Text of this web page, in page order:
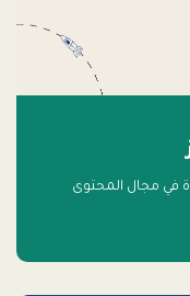
في مجال المحتوى